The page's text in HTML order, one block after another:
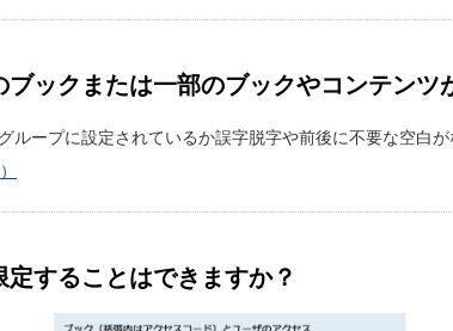
ックまたは一部のブックやコンテンツ
ープに設定されているか誤字脱字や前後に不要な空白
することはできますか？